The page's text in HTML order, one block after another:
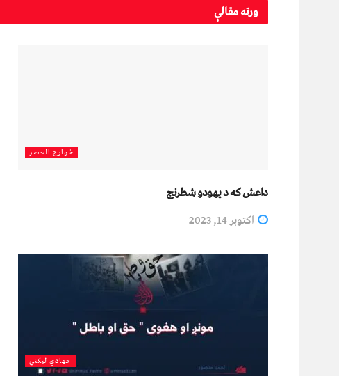
ورتهمقالې
خوارج العصر
داعش که د یهودو شطرنج
اکتوبر 14, 2023
جهادي لیکني